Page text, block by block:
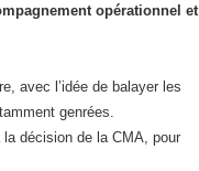
opérationnel et
avec l’idée de balayer les
genrées.
la décision de la CMA, pour